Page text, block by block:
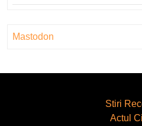
Mastodon
Stiri
Actul